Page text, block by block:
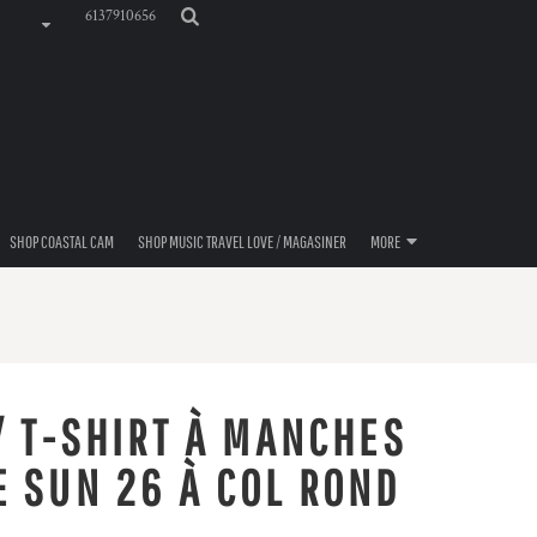
6137910656
SHOP COASTAL CAM SHOP MUSIC TRAVEL LOVE / MAGASINER MORE
T-SHIRT À MANCHES
SUN 26 À COL ROND